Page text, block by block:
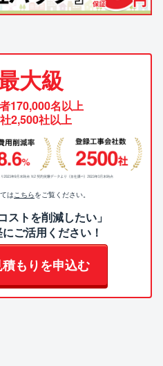
大級
170,000名以上
2,500社以上
はこちらをご覧ください。
ストを削減したい」
ご活用ください！
積もりを申込む